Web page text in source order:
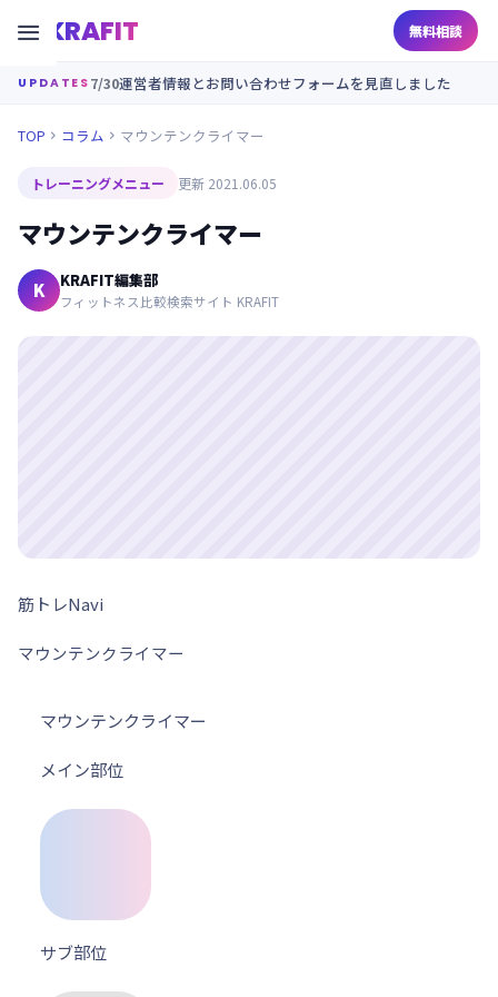
KRAFIT 無料相談

UPDATES 7/30運営者情報とお問い合わせフォームを見直しました
TOP  コラム  マウンテンクライマー
トレーニングメニュー 更新 2021.06.05
マウンテンクライマー
K KRAFIT編集部
フィットネス比較検索サイト KRAFIT
筋トレNavi
マウンテンクライマー
マウンテンクライマー
メイン部位
サブ部位